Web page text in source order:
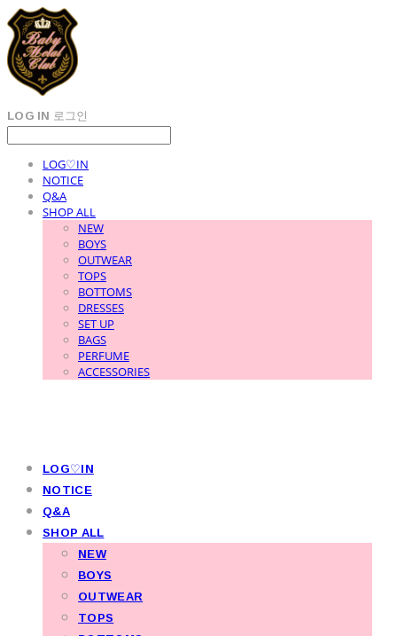
LOG IN 로그인
LOG♡IN
NOTICE
Q&A
SHOP ALL
NEW
BOYS
OUTWEAR
TOPS
BOTTOMS
DRESSES
SET UP
BAGS
PERFUME
ACCESSORIES
LOG♡IN
NOTICE
Q&A
SHOP ALL
NEW
BOYS
OUTWEAR
TOPS